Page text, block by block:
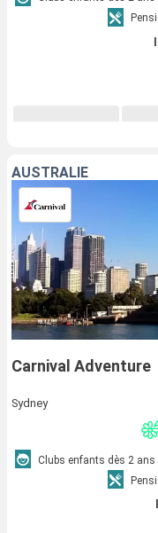
AUSTRALIE
Carnival Adventure
Sydney
Clubs enfants dès 2 ans